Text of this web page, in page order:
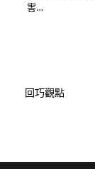
害…
回巧觀點